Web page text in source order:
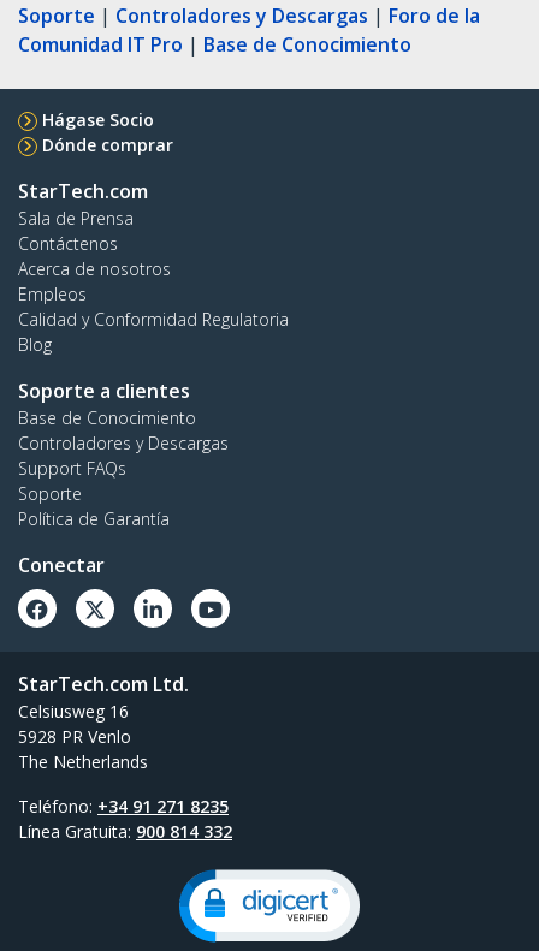
Soporte | Controladores y Descargas | Foro de la
Comunidad IT Pro | Base de Conocimiento
Hágase Socio
Dónde comprar
StarTech.com
Sala de Prensa
Contáctenos
Acerca de nosotros
Empleos
Calidad y Conformidad Regulatoria
Blog
Soporte a clientes
Base de Conocimiento
Controladores y Descargas
Support FAQs
Soporte
Política de Garantía
Conectar
StarTech.com Ltd.
Celsiusweg 16
5928 PR Venlo
The Netherlands
Teléfono: +34 91 271 8235
Línea Gratuita: 900 814 332